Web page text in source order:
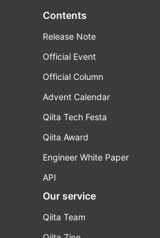
Contents
Release Note
Official Event
Official Column
Advent Calendar
Qiita Tech Festa
Qiita Award
Engineer White Paper
API
Our service
Qiita Team